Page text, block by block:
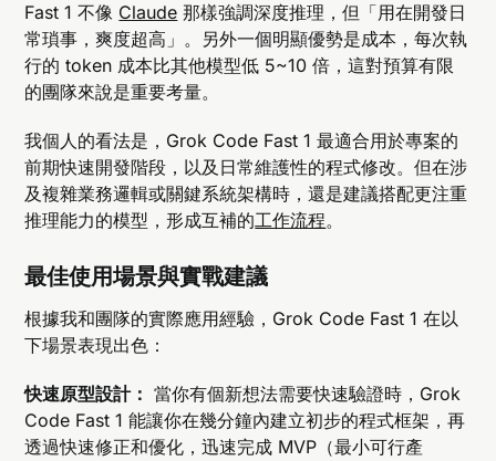
Fast 1 不像 Claude 那樣強調深度推理，但「用在開發日
常瑣事，爽度超高」。另外一個明顯優勢是成本，每次執
行的 token 成本比其他模型低 5~10 倍，這對預算有限
的團隊來說是重要考量。
我個人的看法是，Grok Code Fast 1 最適合用於專案的
前期快速開發階段，以及日常維護性的程式修改。但在涉
及複雜業務邏輯或關鍵系統架構時，還是建議搭配更注重
推理能力的模型，形成互補的工作流程。
最佳使用場景與實戰建議
根據我和團隊的實際應用經驗，Grok Code Fast 1 在以
下場景表現出色：
快速原型設計： 當你有個新想法需要快速驗證時，Grok
Code Fast 1 能讓你在幾分鐘內建立初步的程式框架，再
透過快速修正和優化，迅速完成 MVP（最小可行產